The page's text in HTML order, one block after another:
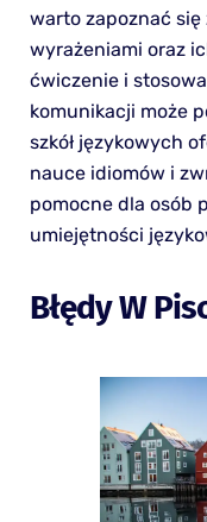
warto zapoznać
wyrażeniami oraz
ćwiczenie i
komunikacji może
szkół językowych
nauce idiomów i
pomocne dla osób
umiejętności
Błędy W